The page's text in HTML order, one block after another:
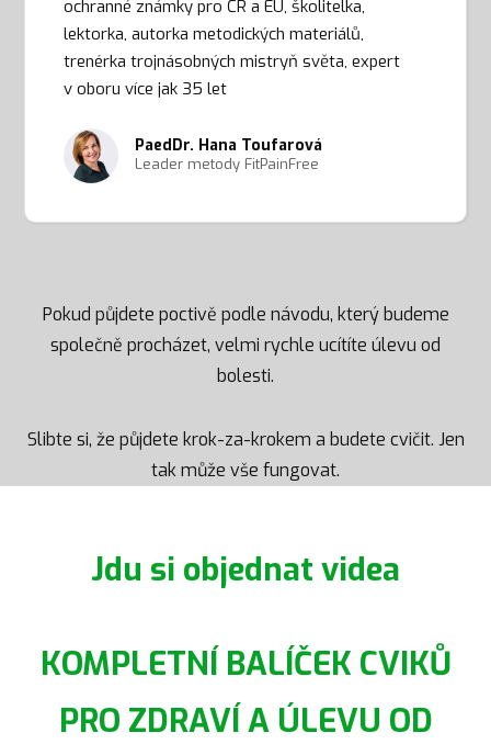
ochranné známky pro ČR a EU, školitelka,
lektorka, autorka metodických materiálů,
trenérka trojnásobných mistryň světa, expert
v oboru více jak 35 let
PaedDr. Hana Toufarová
Leader metody FitPainFree
Pokud půjdete poctivě podle návodu, který budeme
společně procházet, velmi rychle ucítíte úlevu od
bolesti.
Slibte si, že půjdete krok-za-krokem a budete cvičit. Jen
tak může vše fungovat.
Jdu si objednat videa
KOMPLETNÍ BALÍČEK CVIKŮ
PRO ZDRAVÍ A ÚLEVU OD